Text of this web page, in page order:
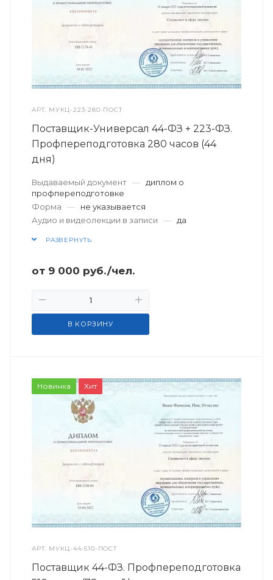
АРТ. МУКЦ-223-280-ПОСТ
Поставщик-Универсал 44-ФЗ + 223-ФЗ.
Профпереподготовка 280 часов (44
дня)
Выдаваемый документ —
диплом о
профпереподготовке
Форма
—
не указывается
Аудио и видеолекции в записи
— да
РАЗВЕРНУТЬ
от 9 000 руб./чел.
В КОРЗИНУ
Новинка Хит
АРТ. МУКЦ-44-510-ПОСТ
Поставщик 44-ФЗ. Профпереподготовка